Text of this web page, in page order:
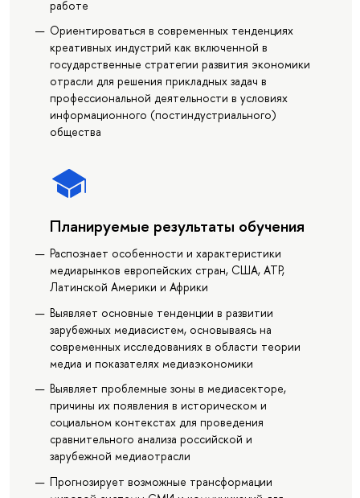
работе
Ориентироваться в современных тенденциях
креативных индустрий как включенной в
государственные стратегии развития экономики
отрасли для решения прикладных задач в
профессиональной деятельности в условиях
информационного (постиндустриального)
общества
Планируемые результаты обучения
Распознает особенности и характеристики
медиарынков европейских стран, США, АТР,
Латинской Америки и Африки
Выявляет основные тенденции в развитии
зарубежных медиасистем, основываясь на
современных исследованиях в области теории
медиа и показателях медиаэкономики
Выявляет проблемные зоны в медиасекторе,
причины их появления в историческом и
социальном контекстах для проведения
сравнительного анализа российской и
зарубежной медиаотрасли
Прогнозирует возможные трансформации